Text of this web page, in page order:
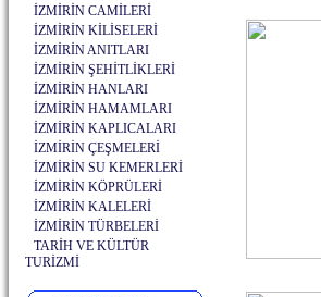
İZMİRİN CAMİLERİ
İZMİRİN KİLİSELERİ
İZMİRİN ANITLARI
İZMİRİN ŞEHİTLİKLERİ
İZMİRİN HANLARI
İZMİRİN HAMAMLARI
İZMİRİN KAPLICALARI
İZMİRİN ÇEŞMELERİ
İZMİRİN SU KEMERLERİ
İZMİRİN KÖPRÜLERİ
İZMİRİN KALELERİ
İZMİRİN TÜRBELERİ
TARİH VE KÜLTÜR
TURİZMİ